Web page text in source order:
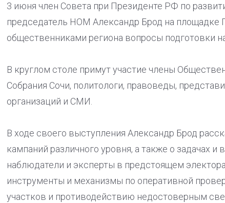
3 июня член Совета при Президенте РФ по
председатель НОМ Александр Брод на площадке
общественниками региона вопросы подготовки
В круглом столе примут участие члены
Собрания Сочи, политологи, правоведы,
организаций и СМИ.
В ходе своего выступления Александр Брод
кампаний различного уровня, а также о задачах
наблюдатели и эксперты в предстоящем
инструменты и механизмы по оперативной
участков и противодействию недостоверным